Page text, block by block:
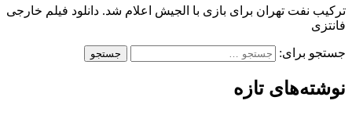
ترکیب نفت تهران برای بازی با الجیش اعلام شد. دانلود فیلم خارجی
فانتزی
جستجو برای:
نوشته‌های تازه